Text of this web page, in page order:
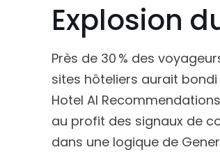
Explosion
Près de 30 % des
sites hôteliers aurait bondi
Hotel AI
au profit des signaux de
dans une logique de